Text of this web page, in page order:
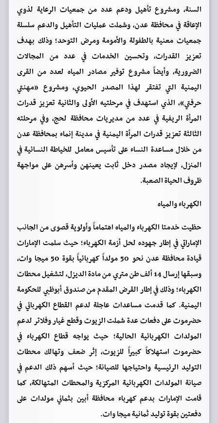
السنة، ومشروع تأهيل ودعم عدد من جمعيات الرعاية لذوي
الإعاقة في محافظة عدن، وشملت عمليات التأهيل والدعم سلسلة
جمعيات معنية بالطفولة والأمومة ومرض التوحد؛ وذلك بهدف
تعزيز القدرات، وتحسين الخدمات في عدد من المجالات
الضرورية، وأيضاً مشروع توفير مصادر المياه لعدد من القرى
اليمنية التي تفتقر لهذا المصدر الحيوي، ومشروع «مهنتي
حرفتي»، الذي استهدف في مرحلتيه الأولى والثانية تعزيز قدرات
المرأة الريفية في عدد من مديريات محافظة لحج، وفي مرحلته
الثالثة تعزيز قدرات المرأة اليمنية في مدينة إنماء بمحافظة عدن
من خلال مساعدة النساء على تأسيس معامل للخياطة النسائية في
المنزل، لإيجاد مصدر دخل ثابت يعينهن وأسرهن على مواجهة
ظروف الحياة الصعبة.
الكهرباء والمياه
حظيت خدمتا الكهرباء والمياه اهتماماً وأولوية قصوى من الجانب
الإماراتي في إطار جهوده لحل أزمة الكهرباء؛ حيث سلمت الإمارات
قيادة محافظة عدن نحو‏ 50‏ مولداً كهربائياً بقوة 50 ميجا وات،
وسبقها إرسال 14 ألف طن متري من مادة الديزل، لتشغيل محطات
الكهرباء؛ وذلك في إطار القرض المقدم من صندوق أبوظبي للحكومة
اليمنية. كما قدمت مساعدات عاجلة لدعم القطاع الكهربائي في
حضرموت على دفعات عدة شملت الزيوت وقطع غيار وفلاتر لدعم
المولدات الكهربائية الحالية؛ حيث يواجه قطاع الكهرباء في
حضرموت استهلاكاً كبيراً للزيوت، إثر ضعف وتهالك محطات
التوليد الرئيسية واحتياجها للصيانة؛ حيث أسهم ذلك الدعم في
صيانة المولدات الكهربائية المركزية والمحطات المتهالكة، كما
قامت الإمارات بدعم كهرباء محافظة أبين بثماني مولدات على
دفعتين بقوة توليد ثمانية ميجا وات.